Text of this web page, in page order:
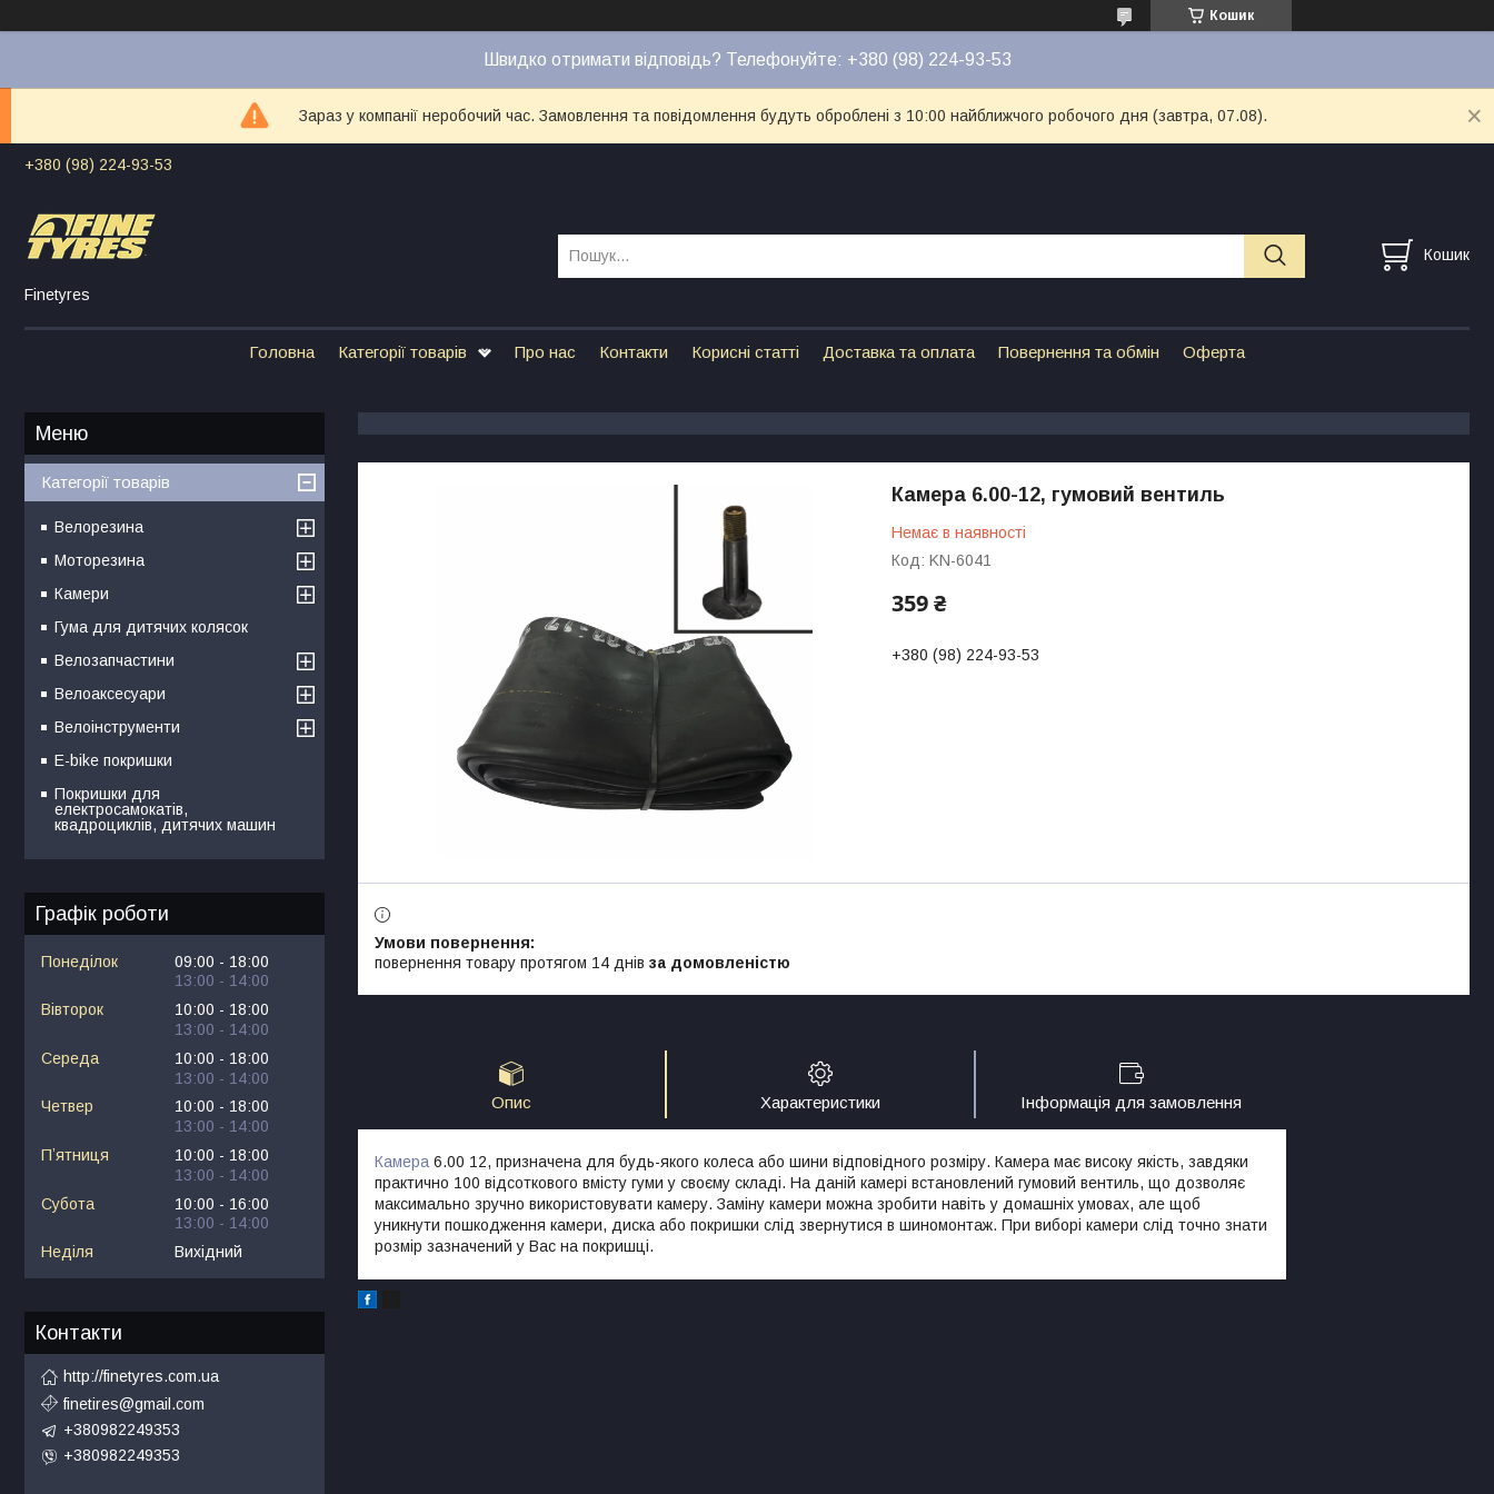
Кошик
Швидко отримати відповідь? Телефонуйте: +380 (98) 224-93-53
Зараз у компанії неробочий час. Замовлення та повідомлення будуть оброблені з 10:00 найближчого робочого дня (завтра, 07.08).
+380 (98) 224-93-53
Finetyres
Кошик
Головна Категорії товарів Про нас Контакти Корисні статті Доставка та оплата Повернення та обмін Оферта
Камера 6.00-12, гумовий вентиль
Немає в наявності
Код: KN-6041
359 ₴
+380 (98) 224-93-53
повернення товару протягом 14 днів за домовленістю
Опис Характеристики Інформація для замовлення
Камера 6.00 12, призначена для будь-якого колеса або шини відповідного розміру. Камера має високу якість, завдяки
практично 100 відсоткового вмісту гуми у своєму складі. На даній камері встановлений гумовий вентиль, що дозволяє
максимально зручно використовувати камеру. Заміну камери можна зробити навіть у домашніх умовах, але щоб
уникнути пошкодження камери, диска або покришки слід звернутися в шиномонтаж. При виборі камери слід точно знати
розмір зазначений у Вас на покришці.
Категорії товарів
Велорезина
Моторезина
Камери
Гума для дитячих колясок
Велозапчастини
Велоаксесуари
Велоінструменти
E-bike покришки
Покришки для
електросамокатів,
квадроциклів, дитячих машин
Графік роботи
Понеділок 09:00
18:00
13:00
14:00
Вівторок
10:00
18:00
13:00
14:00
Середа
10:00
18:00
13:00
14:00
Четвер
10:00
18:00
13:00
14:00
Пʼятниця
10:00
18:00
13:00
14:00
Субота
10:00
16:00
13:00
14:00
Неділя
Вихідний
Контакти
http://finetyres.com.ua
finetires@gmail.com
+380982249353
+380982249353